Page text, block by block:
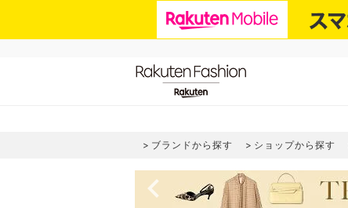
ブランドから探す ショップから探す
navigate_before